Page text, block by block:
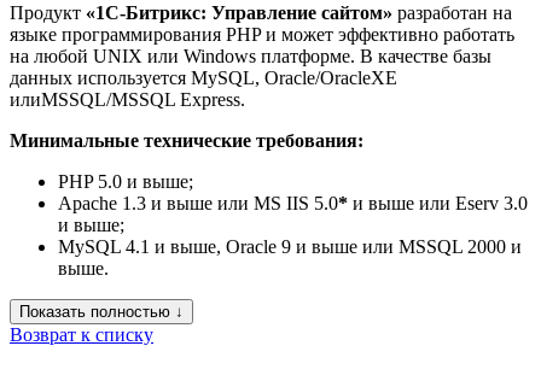
Продукт «1С-Битрикс: Управление сайтом» разработан на
языке программирования PHP и может эффективно работать
на любой UNIX или Windows платформе. В качестве базы
данных используется MySQL, Oracle/OracleXE
илиMSSQL/MSSQL Express.
Минимальные технические требования:
PHP 5.0 и выше;
Apache 1.3 и выше или MS IIS 5.0* и выше или Eserv 3.0
и выше;
MySQL 4.1 и выше, Oracle 9 и выше или MSSQL 2000 и
выше.
Показать полностью ↓
Возврат к списку